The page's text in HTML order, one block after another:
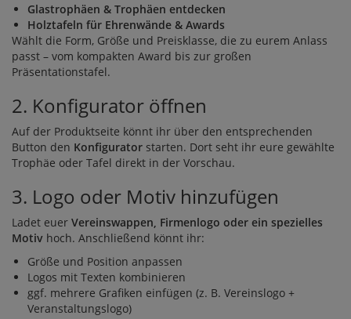
Glastrophäen & Trophäen entdecken
Holztafeln für Ehrenwände & Awards
Wählt die Form, Größe und Preisklasse, die zu eurem Anlass
passt – vom kompakten Award bis zur großen
Präsentationstafel.
2. Konfigurator öffnen
Auf der Produktseite könnt ihr über den entsprechenden
Button den Konfigurator starten. Dort seht ihr eure gewählte
Trophäe oder Tafel direkt in der Vorschau.
3. Logo oder Motiv hinzufügen
Ladet euer Vereinswappen, Firmenlogo oder ein spezielles
Motiv hoch. Anschließend könnt ihr:
Größe und Position anpassen
Logos mit Texten kombinieren
ggf. mehrere Grafiken einfügen (z. B. Vereinslogo +
Veranstaltungslogo)